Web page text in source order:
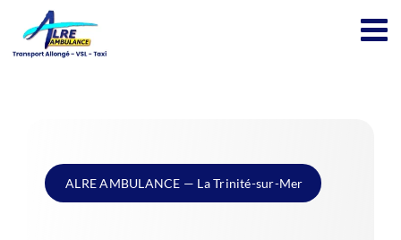
contenu
ALRE AMBULANCE — La Trinité-sur-Mer